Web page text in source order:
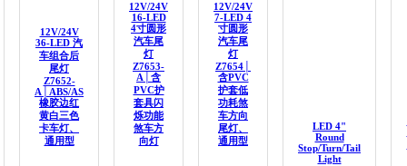
12V/24V
36-LED 汽
车组合后
尾灯
Z7652-
A│ABS/AS
橡胶边红
黄白三色
卡车灯、
通用型
12V/24V
16-LED
4寸圆形
汽车尾
灯
Z7653-
A│含
PVC护
套具闪
烁功能
煞车方
向灯
12V/24V
7-LED 4
寸圆形
汽车尾
灯
Z7654│
含PVC
护套低
功耗煞
车方向
尾灯、
通用型
LED 4"
Round
Stop/Turn/Tail
Light